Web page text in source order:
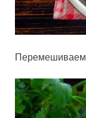
Перемешиваем.